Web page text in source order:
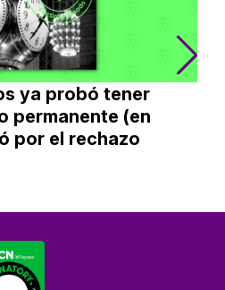
ya probó tener
permanente (en
por el rechazo